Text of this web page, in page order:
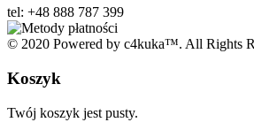
tel: +48 888 787 399
© 2020 Powered by c4kuka™. All Rights
Koszyk
Twój koszyk jest pusty.